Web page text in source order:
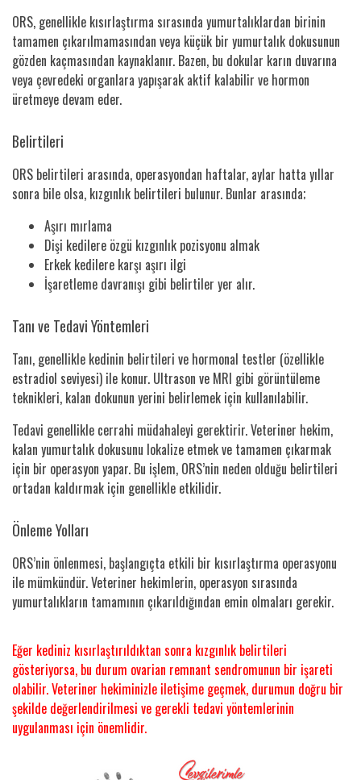
ORS, genellikle kısırlaştırma sırasında yumurtalıklardan birinin
tamamen çıkarılmamasından veya küçük bir yumurtalık dokusunun
gözden kaçmasından kaynaklanır. Bazen, bu dokular karın duvarına
veya çevredeki organlara yapışarak aktif kalabilir ve hormon
üretmeye devam eder.
Belirtileri
ORS belirtileri arasında, operasyondan haftalar, aylar hatta yıllar
sonra bile olsa, kızgınlık belirtileri bulunur. Bunlar arasında;
Aşırı mırlama
Dişi kedilere özgü kızgınlık pozisyonu almak
Erkek kedilere karşı aşırı ilgi
İşaretleme davranışı gibi belirtiler yer alır.
Tanı ve Tedavi Yöntemleri
Tanı, genellikle kedinin belirtileri ve hormonal testler (özellikle
estradiol seviyesi) ile konur. Ultrason ve MRI gibi görüntüleme
teknikleri, kalan dokunun yerini belirlemek için kullanılabilir.
Tedavi genellikle cerrahi müdahaleyi gerektirir. Veteriner hekim,
kalan yumurtalık dokusunu lokalize etmek ve tamamen çıkarmak
için bir operasyon yapar. Bu işlem, ORS’nin neden olduğu belirtileri
ortadan kaldırmak için genellikle etkilidir.
Önleme Yolları
ORS’nin önlenmesi, başlangıçta etkili bir kısırlaştırma operasyonu
ile mümkündür. Veteriner hekimlerin, operasyon sırasında
yumurtalıkların tamamının çıkarıldığından emin olmaları gerekir.
Eğer kediniz kısırlaştırıldıktan sonra kızgınlık belirtileri
gösteriyorsa, bu durum ovarian remnant sendromunun bir işareti
olabilir. Veteriner hekiminizle iletişime geçmek, durumun doğru bir
şekilde değerlendirilmesi ve gerekli tedavi yöntemlerinin
uygulanması için önemlidir.